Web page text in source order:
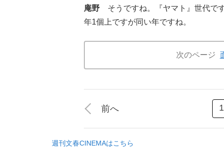
庵野 そうですね。『ヤマト』世代で
年1個上ですが同い年ですね。
次のページ
前へ 1
週刊文春CINEMAはこちら